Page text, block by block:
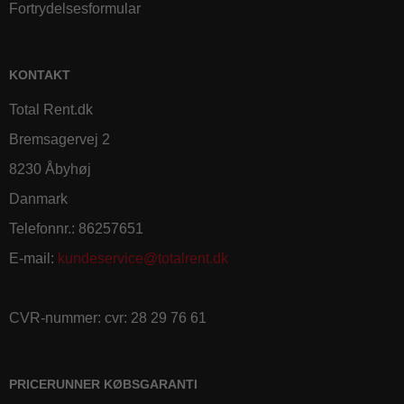
Fortrydelsesformular
KONTAKT
Total Rent.dk
Bremsagervej 2
8230 Åbyhøj
Danmark
Telefonnr.: 86257651
E-mail : kundeservice@totalrent.dk
CVR-nummer: cvr: 28 29 76 61
PRICERUNNER KØBSGARANTI